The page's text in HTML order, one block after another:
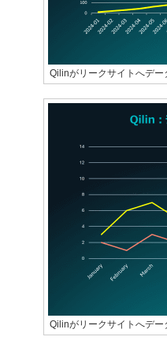
Qilinがリークサイトへデー
Qilinがリークサイトへデー